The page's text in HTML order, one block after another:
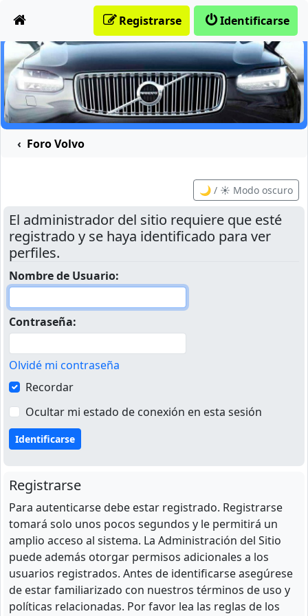
Identificarse
Registrarse
Foro Volvo
🌙 / ☀️ Modo oscuro
El administrador del sitio requiere que esté
registrado y se haya identificado para ver
perfiles.
Nombre de Usuario:
Contraseña:
Olvidé mi contraseña
Recordar
Ocultar mi estado de conexión en esta sesión
Registrarse
Para autenticarse debe estar registrado. Registrarse
tomará solo unos pocos segundos y le permitirá un
amplio acceso al sistema. La Administración del Sitio
puede además otorgar permisos adicionales a los
usuarios registrados. Antes de identificarse asegúrese
de estar familiarizado con nuestros términos de uso y
políticas relacionadas. Por favor lea las reglas de los